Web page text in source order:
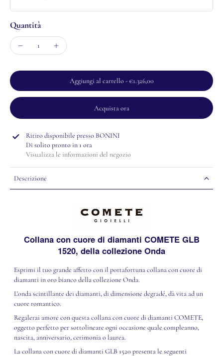
Quantità
Aggiungi al carrello-€1.326,00
Acquista ora
Ritiro disponibile presso BONINI
Di solito pronto in 1 ora
Visualizza le informazioni del negozio
Descrizione
Collana con cuore di diamanti COMETE GLB
1520, della collezione Onda
Esprimi il tuo grande affetto con il portafortuna collana con cuore di
diamanti in oro bianco della collezione Onda.
L'onda scintillante dei diamanti, di dimensione degradé, dà vita ad un
cuore romantico.
Regalerai amore con questa collana con cuore di diamanti COMETE,
oggetto perfetto per sottolineare ogni occasione quale compleanno,
nascita, anniversario, cerimonia o laurea.
La collana con cuore di diamanti GLB 1520 presenta le seguenti